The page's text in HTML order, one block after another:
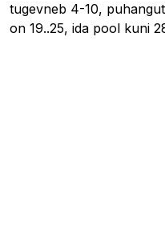
tugevneb 4-10,
on 19..25, ida pool kuni